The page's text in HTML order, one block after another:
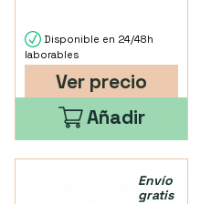
Disponible en 24/48h
laborables
Ver precio
Añadir
Envío
gratis